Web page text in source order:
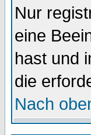
Nur
eine
hast und
die
Nach